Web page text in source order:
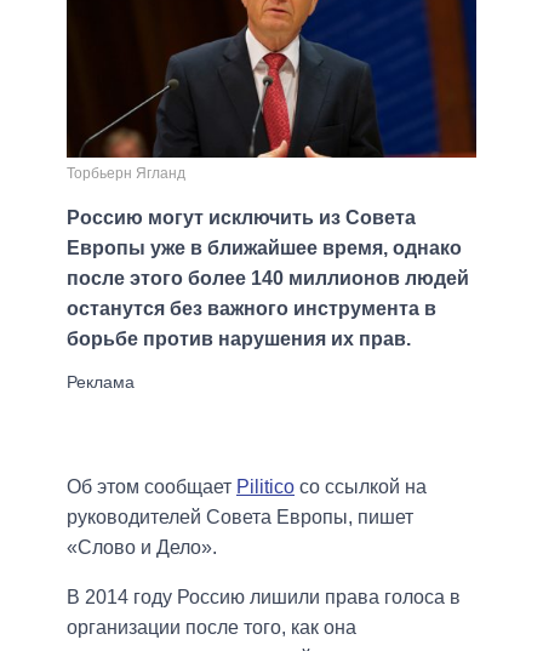
Торбьерн Ягланд
Россию могут исключить из Совета
Европы уже в ближайшее время, однако
после этого более 140 миллионов людей
останутся без важного инструмента в
борьбе против нарушения их прав.
Об этом сообщает Pilitico со ссылкой на
руководителей Совета Европы, пишет
«Слово и Дело».
В 2014 году Россию лишили права голоса в
организации после того, как она